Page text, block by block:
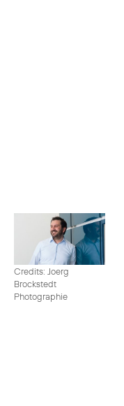
Credits: Joerg
Brockstedt
Photographie